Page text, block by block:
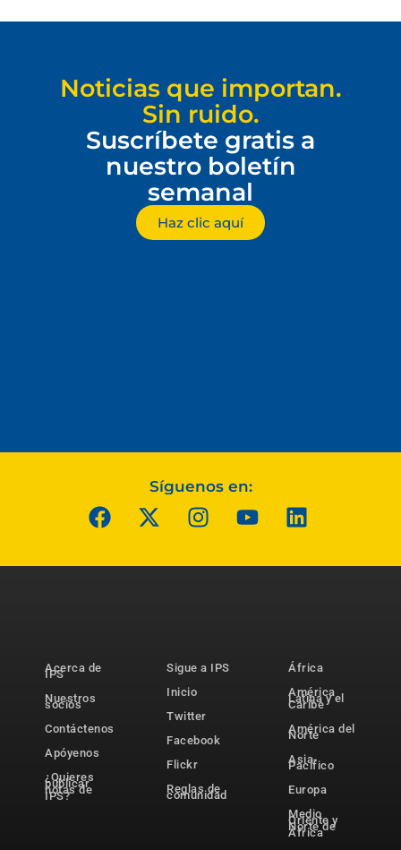
Noticias que importan.
Sin ruido.
Suscríbete gratis a
nuestro boletín
semanal
Haz clic aquí
Síguenos en:
Acerca de
IPS
Nuestros
socios
Contáctenos
Apóyenos
¿Quieres
publicar
notas de
IPS?
Sigue a IPS
Inicio
Twitter
Facebook
Flickr
Reglas de
comunidad
África
América
Latina y el
Caribe
América del
Norte
Asia-
Pacífico
Europa
Medio
Oriente y
Norte de
África